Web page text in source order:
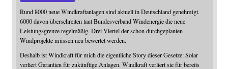
Rund 8000 neue Windkraftanlagen sind aktuell in Deutschland genehmigt.
6000 davon überschreiten laut Bundesverband Windenergie die neue
Leistungsgrenze regelmäßig. Drei Viertel der schon durchgeplanten
Windprojekte müssen neu bewertet werden.
Deshalb ist Windkraft für mich die eigentliche Story dieser Gesetze: Solar
verliert Garantien für zukünftige Anlagen. Windkraft verliert sie für bereits